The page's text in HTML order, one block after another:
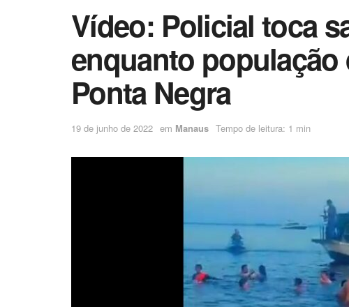
Vídeo: Policial toca
enquanto população
Ponta Negra
19 de junho de 2022 em Manaus Tempo de leitura: 1 min